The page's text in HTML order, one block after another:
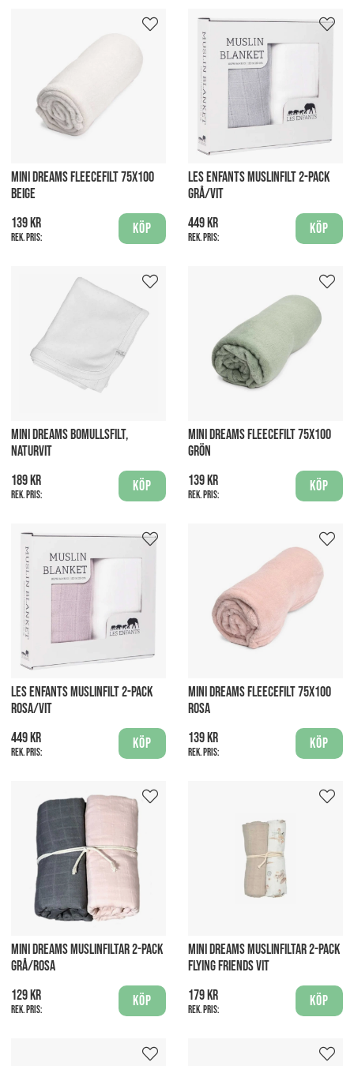
MINI DREAMS FLEECEFILT 75X100
BEIGE
139 kr
Rek. pris:
Köp
LES ENFANTS MUSLINFILT 2-PACK
GRÅ/VIT
449 kr
Rek. pris:
Köp
MINI DREAMS BOMULLSFILT,
NATURVIT
189 kr
Rek. pris:
Köp
MINI DREAMS FLEECEFILT 75X100
GRÖN
139 kr
Rek. pris:
Köp
LES ENFANTS MUSLINFILT 2-PACK
ROSA/VIT
449 kr
Rek. pris:
Köp
MINI DREAMS FLEECEFILT 75X100
ROSA
139 kr
Rek. pris:
Köp
MINI DREAMS MUSLINFILTAR 2-PACK
GRÅ/ROSA
129 kr
Rek. pris:
Köp
MINI DREAMS MUSLINFILTAR 2-PACK
FLYING FRIENDS VIT
179 kr
Rek. pris:
Köp